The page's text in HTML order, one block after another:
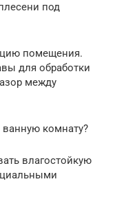
под
помещения.
для обработки
между
комнату?
влагостойкую